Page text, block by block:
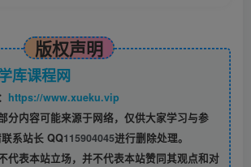
版权声明
库课程网
https://www.xueku.vip
分内容可能来源于网络，仅供大家学习与参
系站长 QQ115904045进行删除处理。
代表本站立场，并不代表本站赞同其观点和对